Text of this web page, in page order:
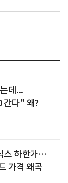
데...
간다" 왜?
스 하한가…
가격 왜곡